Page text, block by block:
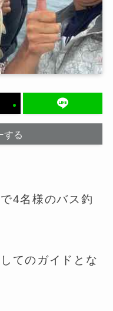
する
4名様のバス釣
てのガイドとな